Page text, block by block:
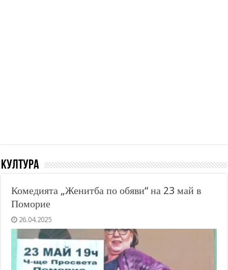
Култура
Комедията „Женитба по обяви“ на 23 май в
Поморие
26.04.2025